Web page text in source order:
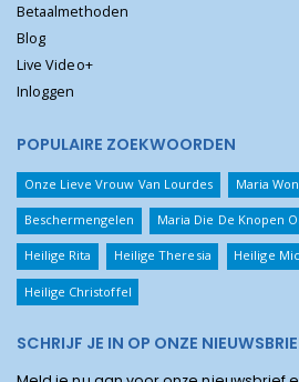
Betaalmethoden
Blog
Live Video+
Inloggen
POPULAIRE ZOEKWOORDEN
Onze Lieve Vrouw Van Lourdes Maria
Beschermengelen Maria Die De Knopen
Heilige Rita Heilige Theresia Heilige
Heilige Christoffel
SCHRIJF JE IN OP ONZE